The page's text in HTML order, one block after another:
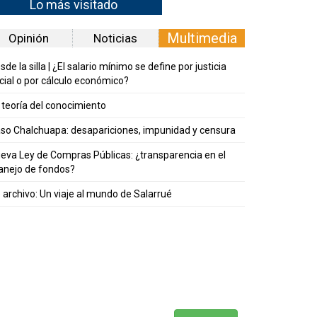
Lo más visitado
Opinión Noticias Multimedia
la silla | ¿El salario mínimo se define por justicia
o por cálculo económico?
teoría del conocimiento
Chalchuapa: desapariciones, impunidad y censura
Ley de Compras Públicas: ¿transparencia en el
de fondos?
archivo: Un viaje al mundo de Salarrué